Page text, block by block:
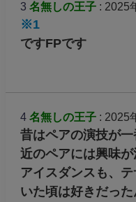
3 名無しの王子: 2025
※1
ですFPです
4 名無しの王子: 2025
昔はペアの演技が
近のペアには興味が
アイスダンスも、
いた頃は好きだっ